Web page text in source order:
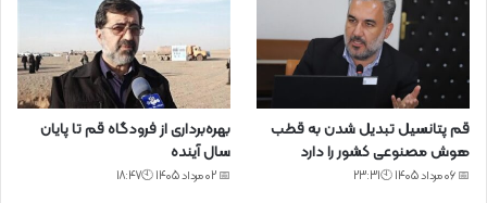
قم پتانسیل تبدیل شدن به قطب
هوش مصنوعی کشور را دارد
📅 06 مرداد 1405 🕙23:31
بهره‌برداری از فرودگاه قم تا پایان
سال آینده
📅 02 مرداد 1405 🕙18:47